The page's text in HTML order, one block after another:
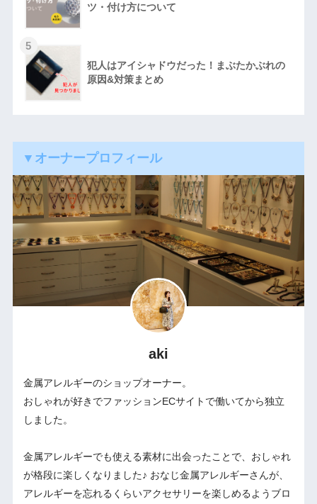
ツ・付け方について
5
犯人はアイシャドウだった！まぶたかぶれの
原因&対策まとめ
▼オーナープロフィール
aki
金属アレルギーのショップオーナー。
おしゃれが好きでファッションECサイトで働いてから独立
しました。
金属アレルギーでも使える素材に出会ったことで、おしゃれ
が格段に楽しくなりました♪ おなじ金属アレルギーさんが、
アレルギーを忘れるくらいアクセサリーを楽しめるようブロ